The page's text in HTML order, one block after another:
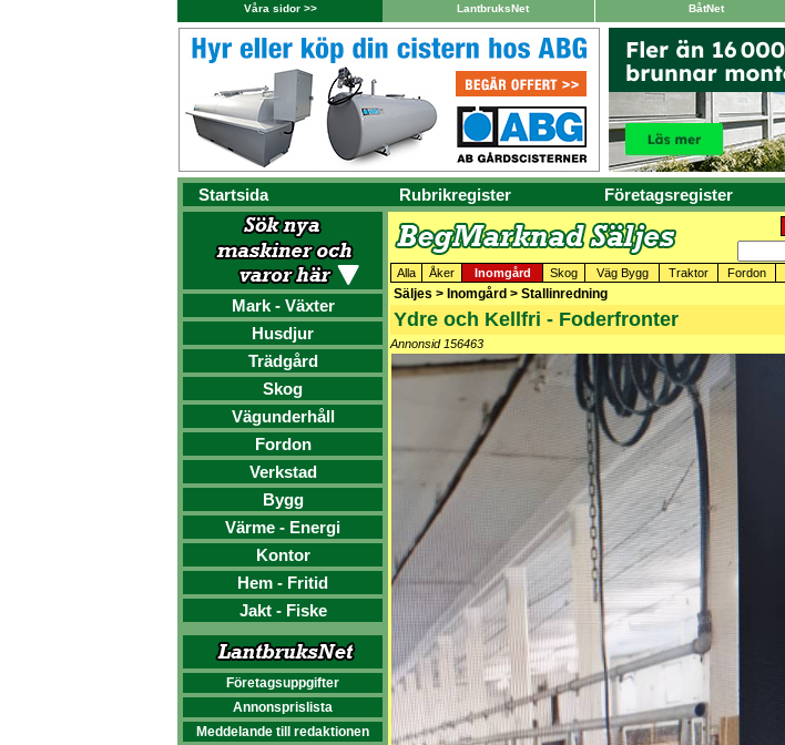
Våra sidor >> LantbruksNet BåtNet
Startsida Rubrikregister Företagsregister
Mark - Växter
Husdjur
Trädgård
Skog
Vägunderhåll
Fordon
Verkstad
Bygg
Värme - Energi
Kontor
Hem - Fritid
Jakt - Fiske
Företagsuppgifter
Annonsprislista
Meddelande till redaktionen
Alla Åker Inomgård Skog Väg Bygg Traktor Fordon
Säljes > Inomgård > Stallinredning
Ydre och Kellfri - Foderfronter
Annonsid 156463